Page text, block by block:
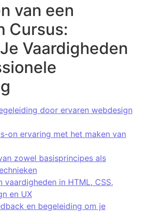
van een
Cursus:
Vaardigheden
door ervaren webdesign
on ervaring met het maken van
zowel basisprincipes als
vaardigheden in HTML, CSS,
en UX
en begeleiding om je